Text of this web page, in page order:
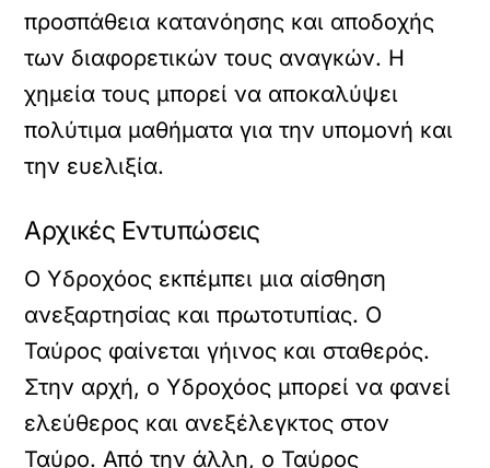
προσπάθεια κατανόησης και αποδοχής
των διαφορετικών τους αναγκών. Η
χημεία τους μπορεί να αποκαλύψει
πολύτιμα μαθήματα για την υπομονή και
την ευελιξία.
Αρχικές Εντυπώσεις
Ο Υδροχόος εκπέμπει μια αίσθηση
ανεξαρτησίας και πρωτοτυπίας. Ο
Ταύρος φαίνεται γήινος και σταθερός.
Στην αρχή, ο Υδροχόος μπορεί να φανεί
ελεύθερος και ανεξέλεγκτος στον
Ταύρο. Από την άλλη, ο Ταύρος